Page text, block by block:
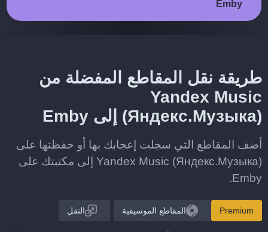
Emby
طريقة نقل المقاطع المفضلة من
Yandex Music
(Яндекс.Музыка) إلى Emby
أضف المقاطع التي سجلت إعجابك بها أو حفظتها على
Yandex Music (Яндекс.Музыка) إلى مكتبتك على
Emby.
Premium المقاطع الموسيقية النقل